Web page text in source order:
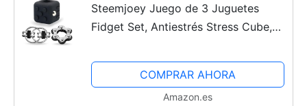
Steemjoey Juego de 3 Juguetes
Fidget Set, Antiestrés Stress Cube,
Cadenas De Rodillos, Alivia el estrés
Reductor Add para...
COMPRAR AHORA
Amazon.es